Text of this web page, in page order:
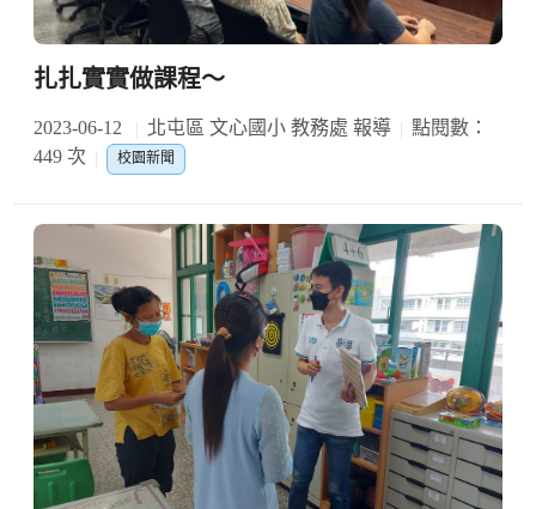
扎扎實實做課程～
2023-06-12 北屯區 文心國小 教務處 報導
點閱數：
449 次
校園新聞